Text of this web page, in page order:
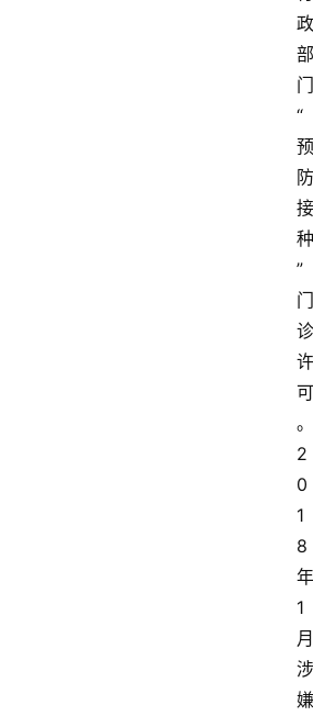
政
部
门
“
预
防
接
种
”
门
诊
许
可
。
2
0
1
8
年
1
月
涉
嫌